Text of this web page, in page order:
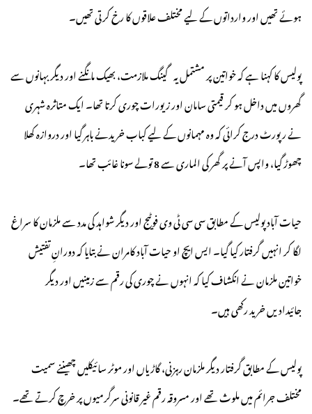
ہوئے تھیں اور وارداتوں کے لیے مختلف علاقوں کا رخ کرتی تھیں۔
پولیس کا کہنا ہے کہ خواتین پر مشتمل یہ گینگ ملازمت، بھیک مانگنے اور دیگر بہانوں سے
گھروں میں داخل ہو کر قیمتی سامان اور زیورات چوری کرتا تھا۔ ایک متاثرہ شہری
نے رپورٹ درج کرائی کہ وہ مہمانوں کے لیے کباب خریدنے باہر گیا اور دروازہ کھلا
چھوڑ گیا، واپس آنے پر گھر کی الماری سے 8 تولے سونا غائب تھا۔
حیات آباد پولیس کے مطابق سی سی ٹی وی فوٹیج اور دیگر شواہد کی مدد سے ملزمان کا سراغ
لگا کر انہیں گرفتار کیا گیا۔ ایس ایچ او حیات آباد کامران نے بتایا کہ دورانِ تفتیش
خواتین ملزمان نے انکشاف کیا کہ انہوں نے چوری کی رقم سے زمینیں اور دیگر
جائیدادیں خرید رکھی ہیں۔
پولیس کے مطابق گرفتار دیگر ملزمان رہزنی، گاڑیاں اور موٹر سائیکلیں چھیننے سمیت
مختلف جرائم میں ملوث تھے اور مسروقہ رقم غیر قانونی سرگرمیوں پر خرچ کرتے تھے۔